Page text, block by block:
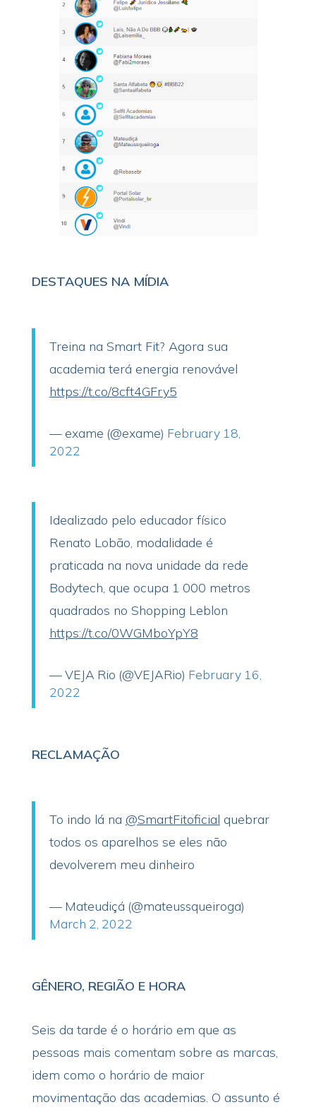
DESTAQUES NA MÍDIA
Treina na Smart Fit? Agora sua
academia terá energia renovável
https://t.co/8cft4GFry5
— exame (@exame) February 18,
2022
Idealizado pelo educador físico
Renato Lobão, modalidade é
praticada na nova unidade da rede
Bodytech, que ocupa 1 000 metros
quadrados no Shopping Leblon
https://t.co/0WGMboYpY8
— VEJA Rio (@VEJARio) February 16,
2022
RECLAMAÇÃO
To indo lá na @SmartFitoficial quebrar
todos os aparelhos se eles não
devolverem meu dinheiro
— Mateudiçá (@mateussqueiroga)
March 2, 2022
GÊNERO, REGIÃO E HORA
Seis da tarde é o horário em que as
pessoas mais comentam sobre as marcas,
idem como o horário de maior
movimentação das academias. O assunto é